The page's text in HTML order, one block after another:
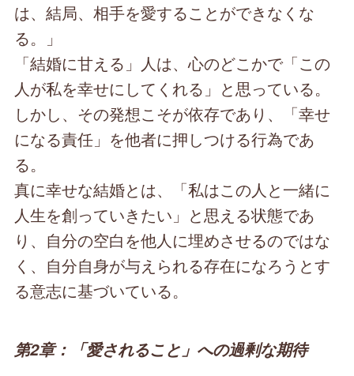
は、結局、相手を愛することができなくな
る。」
「結婚に甘える」人は、心のどこかで「この
人が私を幸せにしてくれる」と思っている。
しかし、その発想こそが依存であり、「幸せ
になる責任」を他者に押しつける行為であ
る。
真に幸せな結婚とは、「私はこの人と一緒に
人生を創っていきたい」と思える状態であ
り、自分の空白を他人に埋めさせるのではな
く、自分自身が与えられる存在になろうとす
る意志に基づいている。
第2章：「愛されること」への過剰な期待